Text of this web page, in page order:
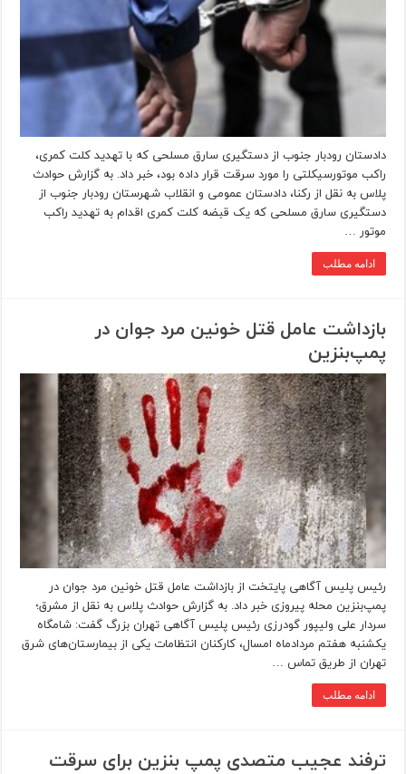
دادستان رودبار جنوب از دستگیری سارق مسلحی که با تهدید کلت کمری،
راکب موتورسیکلتی را مورد سرقت قرار داده بود، خبر داد. به گزارش حوادث
پلاس به نقل از رکنا، دادستان عمومی و انقلاب شهرستان رودبار جنوب از
دستگیری سارق مسلحی که یک قبضه کلت کمری اقدام به تهدید راکب
موتور …
ادامه مطلب
بازداشت عامل قتل خونین مرد جوان در
پمپ‌بنزین
رئیس پلیس آگاهی پایتخت از بازداشت عامل قتل خونین مرد جوان در
پمپ‌بنزین محله پیروزی خبر داد. به گزارش حوادث پلاس به نقل از مشرق؛
سردار علی ولیپور گودرزی رئیس پلیس آگاهی تهران بزرگ گفت: شامگاه
یکشنبه هفتم مردادماه امسال، کارکنان انتظامات یکی از بیمارستان‌های شرق
تهران از طریق تماس …
ادامه مطلب
ترفند عجیب متصدی پمپ‌ بنزین برای سرقت